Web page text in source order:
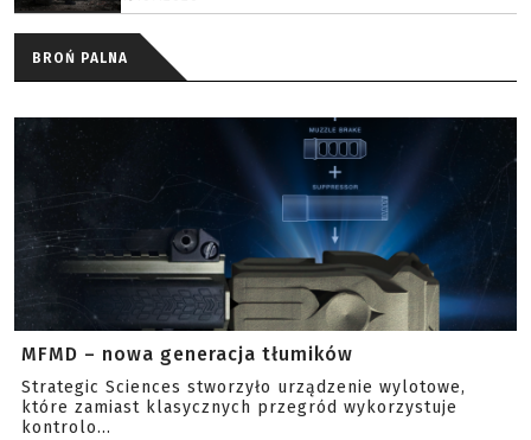
BROŃ PALNA
MFMD – nowa generacja tłumików
Strategic Sciences stworzyło urządzenie wylotowe,
które zamiast klasycznych przegród wykorzystuje
kontrolo...